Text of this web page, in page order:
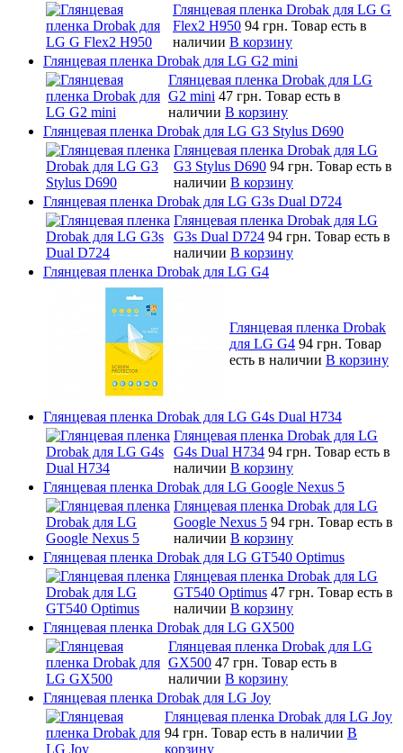
Глянцевая пленка Drobak для LG G
Flex2 H950 94 грн. Товар есть в
наличии В корзину
Глянцевая пленка Drobak для LG G2 mini
Глянцевая пленка Drobak для LG
G2 mini 47 грн. Товар есть в
наличии В корзину
Глянцевая пленка Drobak для LG G3 Stylus D690
Глянцевая пленка Drobak для LG
G3 Stylus D690 94 грн. Товар есть в
наличии В корзину
Глянцевая пленка Drobak для LG G3s Dual D724
Глянцевая пленка Drobak для LG
G3s Dual D724 94 грн. Товар есть в
наличии В корзину
Глянцевая пленка Drobak для LG G4
Глянцевая пленка Drobak
для LG G4 94 грн. Товар
есть в наличии В корзину
Глянцевая пленка Drobak для LG G4s Dual H734
Глянцевая пленка Drobak для LG
G4s Dual H734 94 грн. Товар есть в
наличии В корзину
Глянцевая пленка Drobak для LG Google Nexus 5
Глянцевая пленка Drobak для LG
Google Nexus 5 94 грн. Товар есть в
наличии В корзину
Глянцевая пленка Drobak для LG GT540 Optimus
Глянцевая пленка Drobak для LG
GT540 Optimus 47 грн. Товар есть в
наличии В корзину
Глянцевая пленка Drobak для LG GX500
Глянцевая пленка Drobak для LG
GX500 47 грн. Товар есть в
наличии В корзину
Глянцевая пленка Drobak для LG Joy
Глянцевая пленка Drobak для LG Joy
94 грн. Товар есть в наличии В
корзину